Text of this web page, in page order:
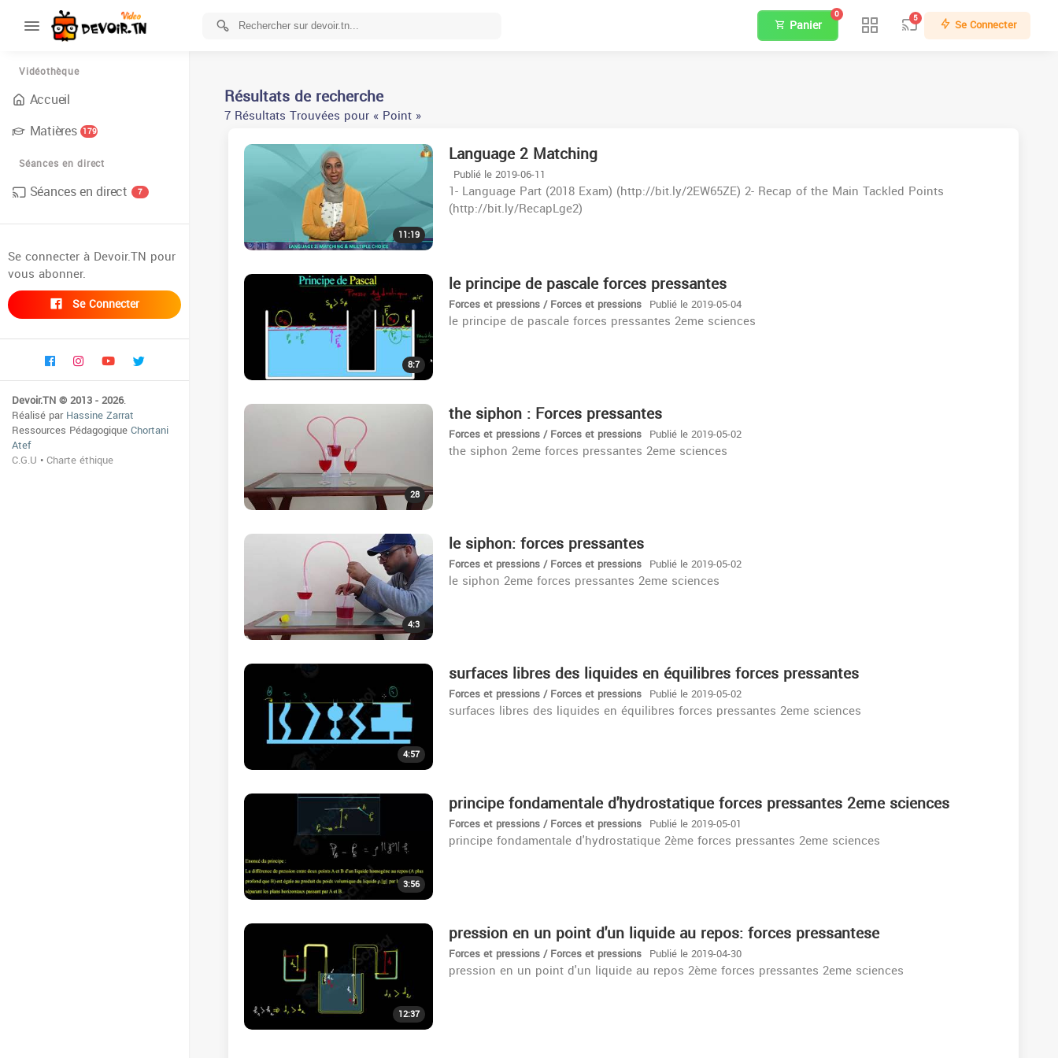
Vidéothèque
Accueil
Matières 179
Séances en direct
Séances en direct 7
Se connecter à Devoir.TN pour
vous abonner.
Se Connecter
Devoir.TN © 2013 - 2026.
Réalisé parHassine Zarrat
Ressources PédagogiqueChortani
Atef
C.G.U •Charte éthique
Panier
0 5 Se Connecter
Résultats de recherche
7 Résultats Trouvées pour « Point »
11:19
Language 2 Matching
Publié le 2019-06-11
1- Language Part (2018 Exam) (http://bit.ly/2EW65ZE) 2- Recap of the Main Tackled Points
(http://bit.ly/RecapLge2)
8:7
le principe de pascale forces pressantes
Forces et pressions / Forces et pressions Publié le 2019-05-04
le principe de pascale forces pressantes 2eme sciences
28
the siphon : Forces pressantes
Forces et pressions / Forces et pressions Publié le 2019-05-02
the siphon 2eme forces pressantes 2eme sciences
4:3
le siphon: forces pressantes
Forces et pressions / Forces et pressions Publié le 2019-05-02
le siphon 2eme forces pressantes 2eme sciences
4:57
surfaces libres des liquides en équilibres forces pressantes
Forces et pressions / Forces et pressions Publié le 2019-05-02
surfaces libres des liquides en équilibres forces pressantes 2eme sciences
3:56
principe fondamentale d'hydrostatique forces pressantes 2eme sciences
Forces et pressions / Forces et pressions Publié le 2019-05-01
principe fondamentale d'hydrostatique 2ème forces pressantes 2eme sciences
12:37
pression en un point d'un liquide au repos: forces pressantese
Forces et pressions / Forces et pressions Publié le 2019-04-30
pression en un point d'un liquide au repos 2ème forces pressantes 2eme sciences